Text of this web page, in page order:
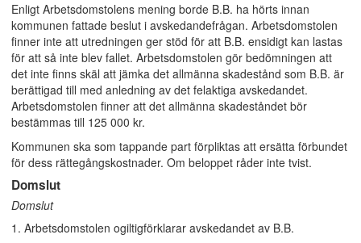
Enligt Arbetsdomstolens mening borde B.B. ha hörts innan
kommunen fattade beslut i avskedandefrågan. Arbetsdomstolen
finner inte att utredningen ger stöd för att B.B. ensidigt kan lastas
för att så inte blev fallet. Arbetsdomstolen gör bedömningen att
det inte finns skäl att jämka det allmänna skadestånd som B.B. är
berättigad till med anledning av det felaktiga avskedandet.
Arbetsdomstolen finner att det allmänna skadeståndet bör
bestämmas till 125 000 kr.
Kommunen ska som tappande part förpliktas att ersätta förbundet
för dess rättegångskostnader. Om beloppet råder inte tvist.
Domslut
Domslut
1. Arbetsdomstolen ogiltigförklarar avskedandet av B.B.